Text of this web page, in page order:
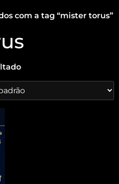
com a tag “mister torus”